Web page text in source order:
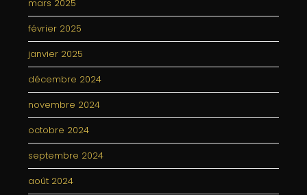
mars 2025
février 2025
janvier 2025
décembre 2024
novembre 2024
octobre 2024
septembre 2024
août 2024